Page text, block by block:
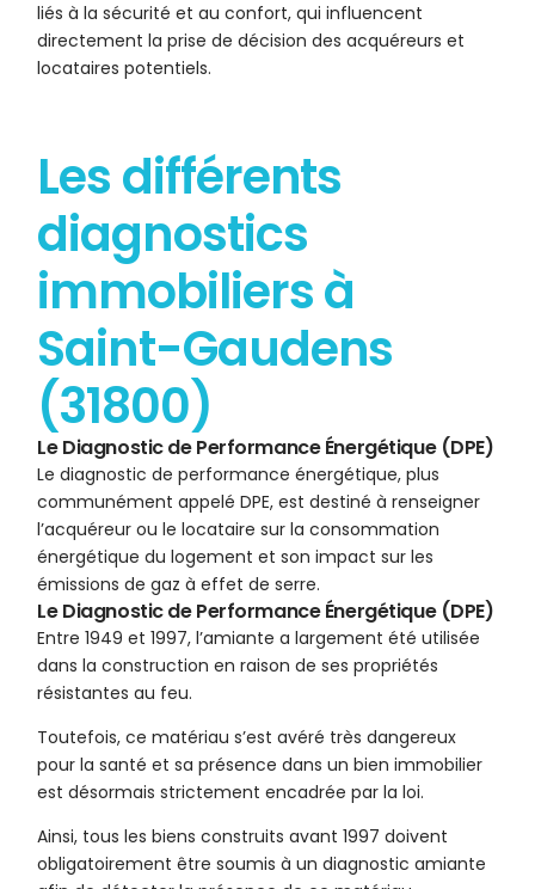
liés à la sécurité et au confort, qui influencent
directement la prise de décision des acquéreurs et
locataires potentiels.
Les différents
diagnostics
immobiliers à
Saint-Gaudens
(31800)
Le Diagnostic de Performance Énergétique (DPE)
Le diagnostic de performance énergétique, plus
communément appelé DPE, est destiné à renseigner
l’acquéreur ou le locataire sur la consommation
énergétique du logement et son impact sur les
émissions de gaz à effet de serre.
Le Diagnostic de Performance Énergétique (DPE)
Entre 1949 et 1997, l’amiante a largement été utilisée
dans la construction en raison de ses propriétés
résistantes au feu.
Toutefois, ce matériau s’est avéré très dangereux
pour la santé et sa présence dans un bien immobilier
est désormais strictement encadrée par la loi.
Ainsi, tous les biens construits avant 1997 doivent
obligatoirement être soumis à un diagnostic amiante